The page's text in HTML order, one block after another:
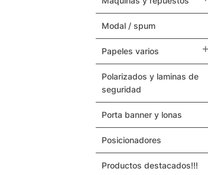
Cintas Adhesivas
Papeles Varios
Laminas Inmantadas
Soporte / Sustratos
Serigrafia
modal / spum
papeles varios
polarizados y laminas de
seguridad
porta banner y lonas
posicionadores
productos destacados!!!